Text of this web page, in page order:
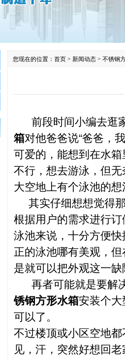
您现在的位置： 首页 > 新闻动态 > 不锈钢
前段时间小编去逛
箱对他爸爸说“爸爸，
可爱的，能想到在水
不行，想去游泳，但
大空地上有个泳池的
其实仔细想想觉得
根据用户的需求进行
泳池来说，十分方便
正的泳池哪有美观，
是就可以把外观这一
再者可能就是要解
锈钢方形水箱安装个
可以了。
不过楼顶或小区空地
见，汗，突然好想回